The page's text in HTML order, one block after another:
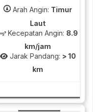
Arah Angin: Timur
Laut
Kecepatan Angin: 8.9
km/jam
Jarak Pandang: > 10
km